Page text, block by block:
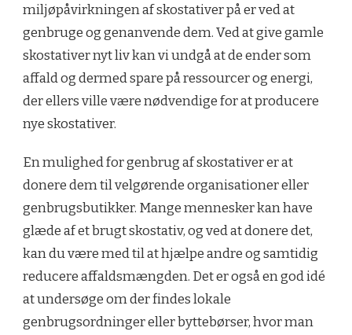
miljøpåvirkningen af skostativer på er ved at
genbruge og genanvende dem. Ved at give gamle
skostativer nyt liv kan vi undgå at de ender som
affald og dermed spare på ressourcer og energi,
der ellers ville være nødvendige for at producere
nye skostativer.
En mulighed for genbrug af skostativer er at
donere dem til velgørende organisationer eller
genbrugsbutikker. Mange mennesker kan have
glæde af et brugt skostativ, og ved at donere det,
kan du være med til at hjælpe andre og samtidig
reducere affaldsmængden. Det er også en god idé
at undersøge om der findes lokale
genbrugsordninger eller byttebørser, hvor man